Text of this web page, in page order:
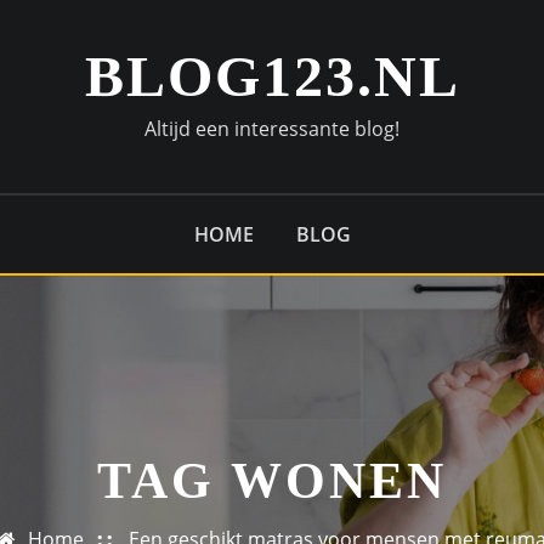
BLOG123.NL
Altijd een interessante blog!
HOME BLOG
TAG WONEN